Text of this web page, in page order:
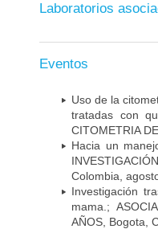
Laboratorios
Eventos
Uso de la
tratadas con
CITOMETRIA
Hacia un
Colombia,
Investigación
mama.;
AÑOS, Bogota,